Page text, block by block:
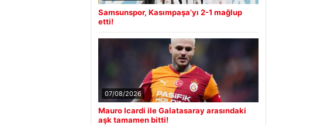
Samsunspor, Kasımpaşa’yı 2-1 mağlup
etti!
07/08/2026
Mauro Icardi ile Galatasaray arasındaki
aşk tamamen bitti!